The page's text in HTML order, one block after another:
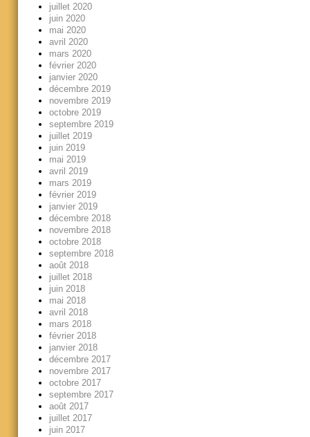
juillet 2020
juin 2020
mai 2020
avril 2020
mars 2020
février 2020
janvier 2020
décembre 2019
novembre 2019
octobre 2019
septembre 2019
juillet 2019
juin 2019
mai 2019
avril 2019
mars 2019
février 2019
janvier 2019
décembre 2018
novembre 2018
octobre 2018
septembre 2018
août 2018
juillet 2018
juin 2018
mai 2018
avril 2018
mars 2018
février 2018
janvier 2018
décembre 2017
novembre 2017
octobre 2017
septembre 2017
août 2017
juillet 2017
juin 2017